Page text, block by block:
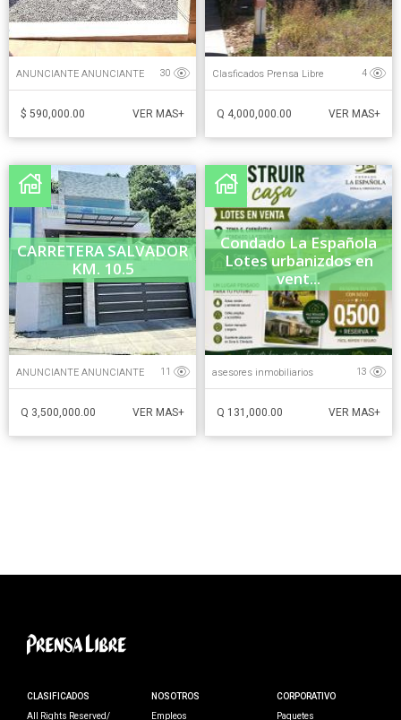
ANUNCIANTE ANUNCIANTE 30
$ 590,000.00 VER MAS+
Clasficados Prensa Libre 4
Q 4,000,000.00 VER MAS+
CARRETERA SALVADOR
KM. 10.5
ANUNCIANTE ANUNCIANTE 11
Q 3,500,000.00 VER MAS+
Condado La Española
Lotes urbanizdos en
vent...
asesores inmobiliarios 13
Q 131,000.00 VER MAS+
CLASIFICADOS
All Rights Reserved/
NOSOTROS
Empleos
CORPORATIVO
Paquetes